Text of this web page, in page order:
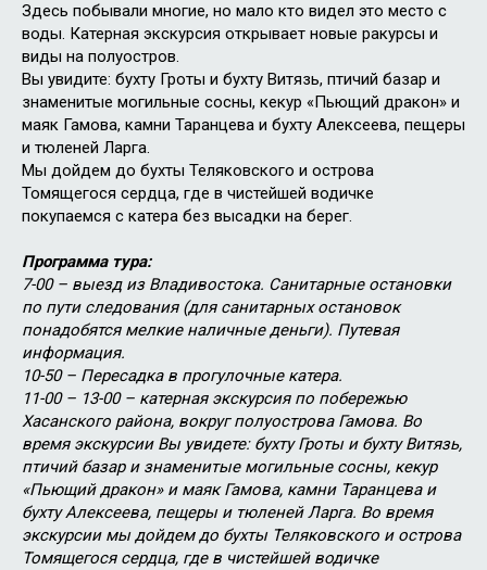
Здесь побывали многие, но мало кто видел это место с
воды. Катерная экскурсия открывает новые ракурсы и
виды на полуостров.
Вы увидите: бухту Гроты и бухту Витязь, птичий базар и
знаменитые могильные сосны, кекур «Пьющий дракон» и
маяк Гамова, камни Таранцева и бухту Алексеева, пещеры
и тюленей Ларга.
Мы дойдем до бухты Теляковского и острова
Томящегося сердца, где в чистейшей водичке
покупаемся с катера без высадки на берег.
Программа тура:
7-00 – выезд из Владивостока. Санитарные остановки
по пути следования (для санитарных остановок
понадобятся мелкие наличные деньги). Путевая
информация.
10-50 – Пересадка в прогулочные катера.
11-00 – 13-00 – катерная экскурсия по побережью
Хасанского района, вокруг полуострова Гамова. Во
время экскурсии Вы увидете: бухту Гроты и бухту Витязь,
птичий базар и знаменитые могильные сосны, кекур
«Пьющий дракон» и маяк Гамова, камни Таранцева и
бухту Алексеева, пещеры и тюленей Ларга. Во время
экскурсии мы дойдем до бухты Теляковского и острова
Томящегося сердца, где в чистейшей водичке